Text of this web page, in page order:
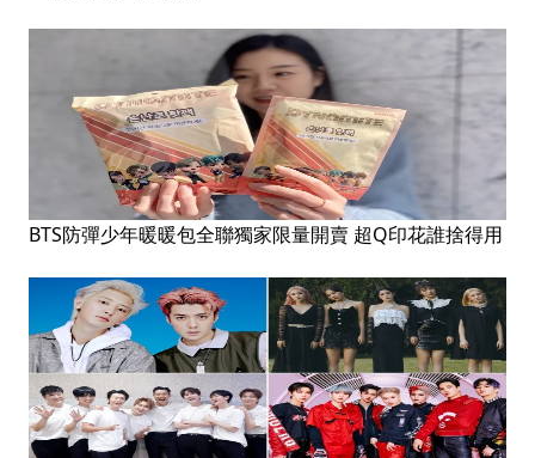
BTS防彈少年暖暖包全聯獨家限量開賣 超Q印花誰捨得用